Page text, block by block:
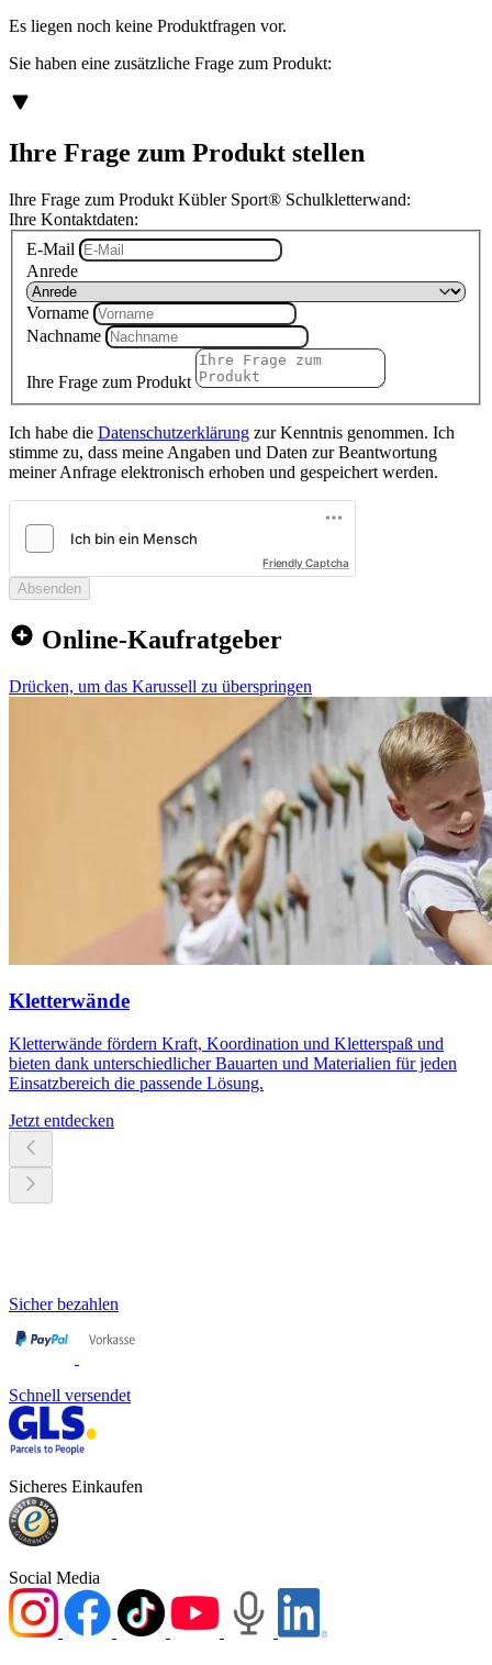
Es liegen noch keine Produktfragen vor.
Sie haben eine zusätzliche Frage zum Produkt:
Ihre Frage zum Produkt stellen
Ihre Frage zum Produkt Kübler Sport® Schulkletterwand:
Ihre Kontaktdaten:
E-Mail
Anrede
Vorname
Nachname
Ihre Frage zum Produkt
Ich habe die Datenschutzerklärung zur Kenntnis genommen. Ich
stimme zu, dass meine Angaben und Daten zur Beantwortung
meiner Anfrage elektronisch erhoben und gespeichert werden.
Friendly Captcha
Absenden
Online-Kaufratgeber
Drücken, um das Karussell zu überspringen
Kletterwände
Kletterwände fördern Kraft, Koordination und Kletterspaß und
bieten dank unterschiedlicher Bauarten und Materialien für jeden
Einsatzbereich die passende Lösung.
Jetzt entdecken
Sicher bezahlen
Schnell versendet
Sicheres Einkaufen
Social Media